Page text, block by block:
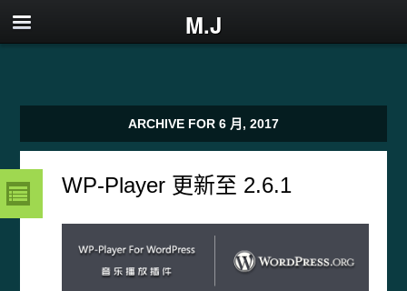
M.J
ARCHIVE FOR 6 月, 2017
WP-Player 更新至 2.6.1